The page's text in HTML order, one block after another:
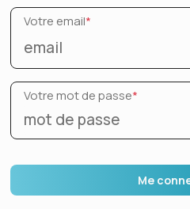
Votre email*
Votre mot de passe*
Me